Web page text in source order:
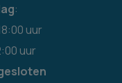
:
uur
uur